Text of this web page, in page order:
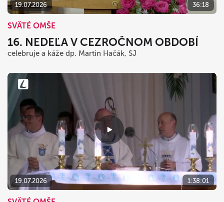
19.07.2026 36:18
SVÄTÉ OMŠE
16. NEDEĽA V CEZROČNOM OBDOBÍ
celebruje a káže dp. Martin Hačák, SJ
19.07.2026 1:38:01